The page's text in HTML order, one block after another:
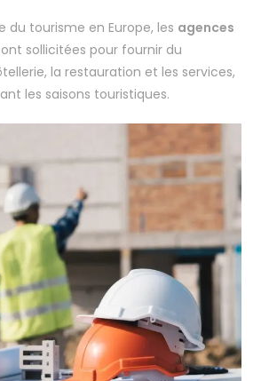
du tourisme en Europe, les agences
sollicitées pour fournir du
la restauration et les services,
les saisons touristiques.